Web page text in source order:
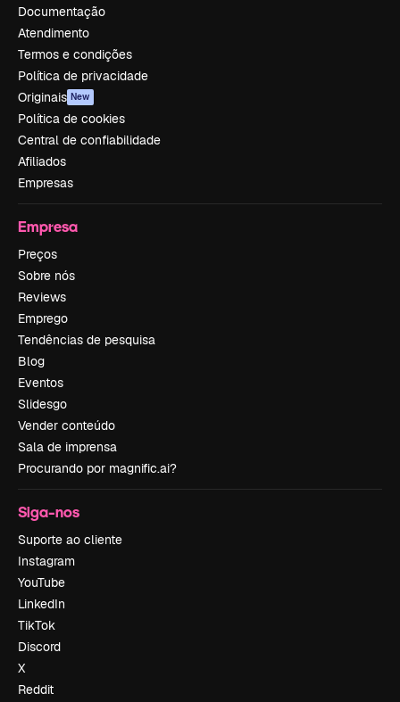
Documentação
Atendimento
Termos e condições
Política de privacidade
Originais New
Política de cookies
Central de confiabilidade
Afiliados
Empresas
Empresa
Preços
Sobre nós
Reviews
Emprego
Tendências de pesquisa
Blog
Eventos
Slidesgo
Vender conteúdo
Sala de imprensa
Procurando por magnific.ai?
Siga-nos
Suporte ao cliente
Instagram
YouTube
LinkedIn
TikTok
Discord
X
Reddit